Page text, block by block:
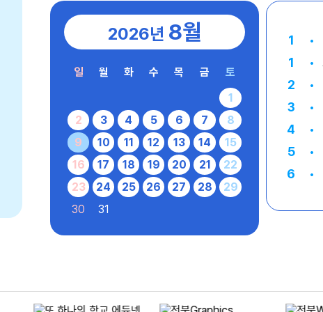
2026년 8월
일 월 화 수 목 금
토
1
2
3 4 5 6 7
8
9
10 11 12 13 14
15
16
17 18 19 20 21
22
23
24 25 26 27 28
29
30
31
1
1
2
3
4
5
6
11